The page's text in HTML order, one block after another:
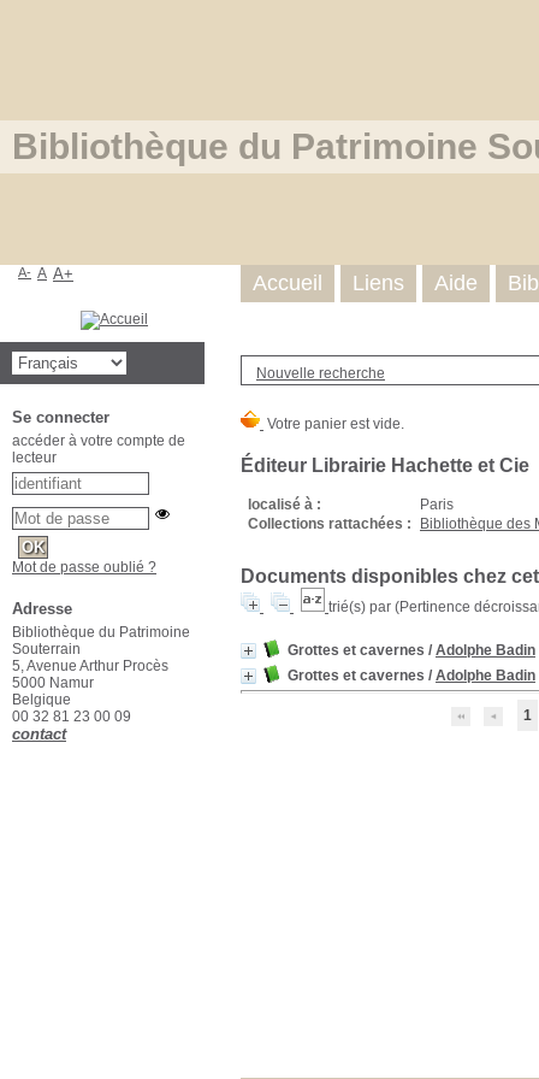
Bibliothèque du Patrimoine
Nouvelle recherche
Éditeur Librairie Hachette et Cie
localisé à :
Paris
Collections rattachées :
Bibliothèque des
Documents disponibles chez
trié(s) par (Pertinence
Grottes et cavernes / Adolphe Badin
Grottes et cavernes / Adolphe Badin
1
Accueil Liens Aide
A- A A+
Se connecter
accéder à votre compte de
lecteur
Mot de passe oublié ?
Adresse
Bibliothèque du Patrimoine
Souterrain
5, Avenue Arthur Procès
5000 Namur
Belgique
00 32 81 23 00 09
contact